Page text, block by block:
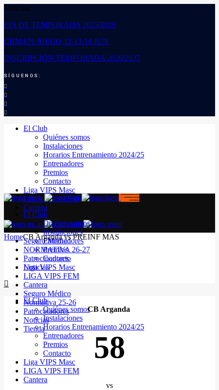
Noticias:
FIN DE TEMPORADA 2025/2026
CBM EN JUEGO 12-13-14 JUN
INSCRIPCIÓN TEMPORADA 2026/2027
SÍGUENOS:
El Club
Quiénes somos
Instalaciones
Horarios Entrenamiento 2024/25
Entrenadores
Premios
Contacto
Liga VIPS Masc
LIGA VIPS FEM
Cantera
Seguro Médico
NORMATIVA 26-27
Patrocinadores
Noticias
El Club
Quiénes somos
Instalaciones
Horarios Entrenamiento 2024/25
Entrenadores
Premios
Contacto
Liga VIPS Masc
LIGA VIPS FEM
Cantera
El Club
Quiénes somos
Instalaciones
Entrenadores
Premios
Contacto
Liga VIPS Masc
LIGA VIPS FEM
Cantera
Seguro Médico
Normativa 25-26
Patrocinadores
Noticias
Tienda
HomeCB Arganda vs PREINF MAS
CB Arganda
58
vs